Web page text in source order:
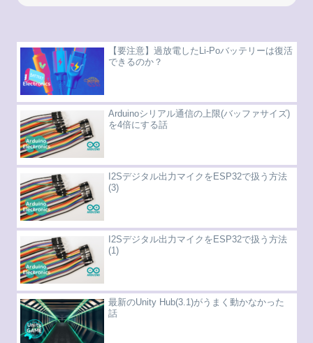
【要注意】過放電したLi-Poバッテリーは復活
できるのか？
Arduinoシリアル通信の上限(バッファサイズ)
を4倍にする話
I2Sデジタル出力マイクをESP32で扱う方法
(3)
I2Sデジタル出力マイクをESP32で扱う方法
(1)
最新のUnity Hub(3.1)がうまく動かなかった
話